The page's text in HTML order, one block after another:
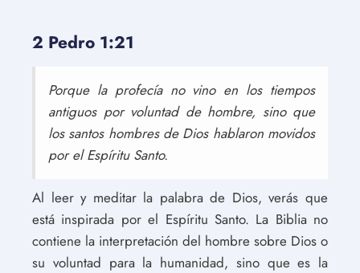
2 Pedro 1:21
Porque la profecía no vino en los tiempos
antiguos por voluntad de hombre, sino que
los santos hombres de Dios hablaron movidos
por el Espíritu Santo.
Al leer y meditar la palabra de Dios, verás que
está inspirada por el Espíritu Santo. La Biblia no
contiene la interpretación del hombre sobre Dios o
su voluntad para la humanidad, sino que es la